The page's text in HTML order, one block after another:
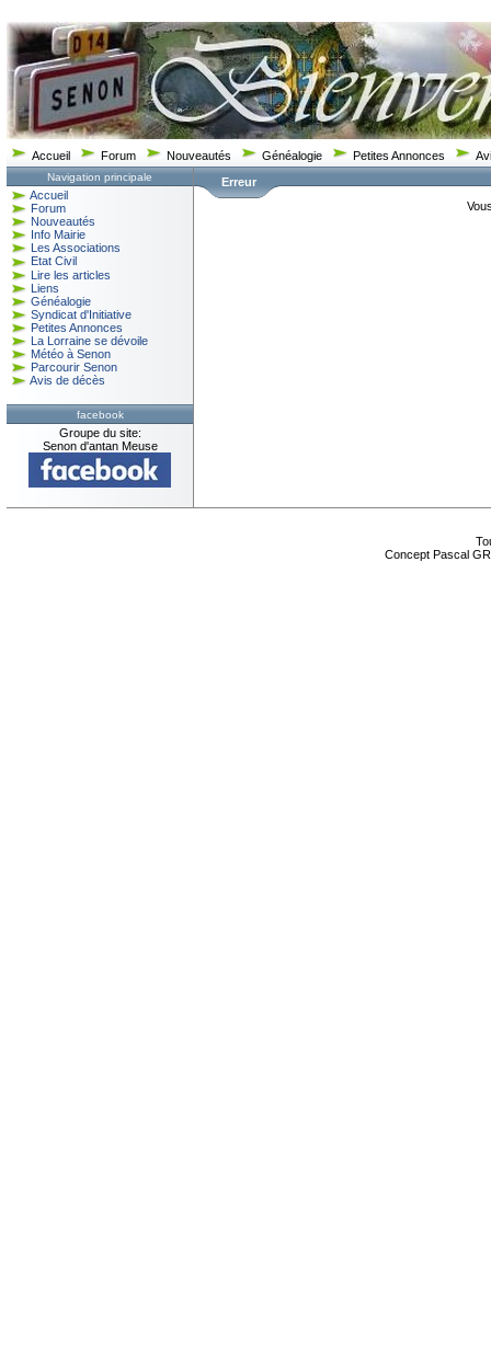
Accueil Forum Nouveautés Généalogie Petites Annonces
Navigation principale
Accueil
Forum
Nouveautés
Info Mairie
Les Associations
Etat Civil
Lire les articles
Liens
Généalogie
Syndicat d'Initiative
Petites Annonces
La Lorraine se dévoile
Météo à Senon
Parcourir Senon
Avis de décès
facebook
Groupe du site:
Senon d'antan Meuse
Erreur
Concept Pascal